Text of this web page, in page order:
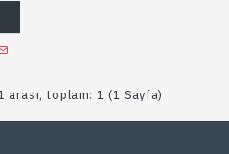
toplam: 1 (1 Sayfa)